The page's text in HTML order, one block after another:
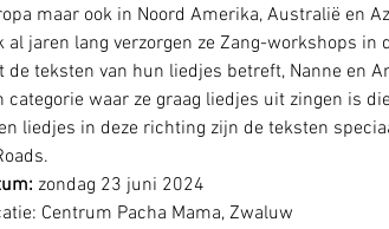
maar ook in Noord Amerika, Australië en
al jaren lang verzorgen ze Zang-workshops in
de teksten van hun liedjes betreft, Nanne en
categorie waar ze graag liedjes uit zingen is
liedjes in deze richting zijn de teksten
zondag 23 juni 2024
Centrum Pacha Mama, Zwaluw